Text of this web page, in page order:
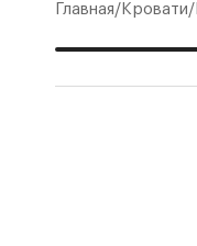
Главная/ Кровати/